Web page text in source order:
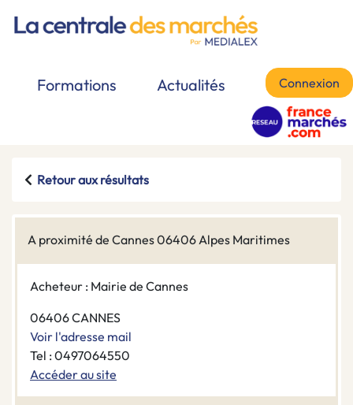
Formations Actualités Connexion
Retour aux résultats
A proximité de Cannes 06406 Alpes Maritimes
Acheteur : Mairie de Cannes
06406 CANNES
Voir l'adresse mail
Tel : 0497064550
Accéder au site